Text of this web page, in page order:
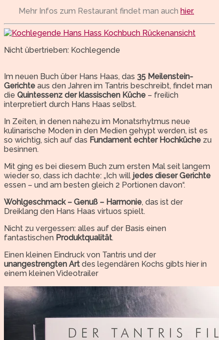
Mehr Infos zum Restaurant findet man auch hier.
Nicht übertrieben: Kochlegende
Im neuen Buch über Hans Haas, das 35 Meilenstein-
Gerichte aus den Jahren im Tantris beschreibt, findet man
die Quintessenz der klassischen Küche – freilich
interpretiert durch Hans Haas selbst.
In Zeiten, in denen nahezu im Monatsrhytmus neue
kulinarische Moden in den Medien gehypt werden, ist es
so wichtig, sich auf das Fundament echter Hochküche zu
besinnen.
Mit ging es bei diesem Buch zum ersten Mal seit langem
wieder so, dass ich dachte: „Ich will jedes dieser Gerichte
essen – und am besten gleich 2 Portionen davon“.
Wohlgeschmack – Genuß – Harmonie, das ist der
Dreiklang den Hans Haas virtuos spielt.
Nicht zu vergessen: alles auf der Basis einen
fantastischen Produktqualität.
Einen kleinen Eindruck von Tantris und der
unangestrengten Artdes legendären Kochs gibts hier in
einem kleinen Videotrailer